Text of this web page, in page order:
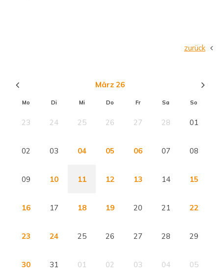
zurück
März 26
Mo Di Mi Do Fr Sa So
23 24 25 26 27 28 01
02 03 04 05 06 07 08
09 10 11 12 13 14 15
16 17 18 19 20 21 22
23 24 25 26 27 28 29
30 31 01 02 03 04 05